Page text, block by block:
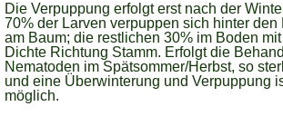
Die Verpuppung erfolgt erst nach der
70% der Larven verpuppen sich hinter den
am Baum; die restlichen 30% im Boden
Dichte Richtung Stamm. Erfolgt die
Nematoden im Spätsommer/Herbst, so
und eine Überwinterung und Verpuppung
möglich.